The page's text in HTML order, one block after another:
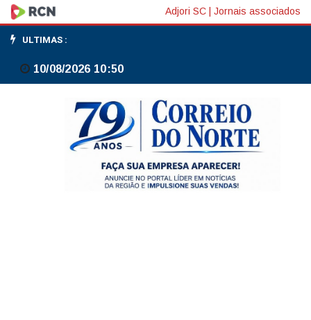
UNC
visita
hospital
afiliado
Harvard
Adjori SC Jornais associados
ULTIMAS :
10/08/2026 10:50